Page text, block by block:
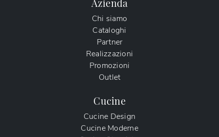
Azienda
Chi siamo
Cataloghi
Partner
Realizzazioni
Promozioni
Outlet
Cucine
Cucine Design
Cucine Moderne